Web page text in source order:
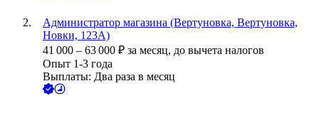
Администратор магазина (Вертуновка, Вертуновка,
Новки, 123А)
41 000 – 63 000 ₽ за месяц, до вычета налогов
Опыт 1-3 года
Выплаты: Два раза в месяц